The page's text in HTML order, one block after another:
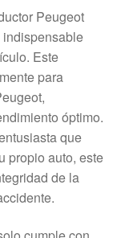
Peugeot
Este
para
óptimo.
que
propio auto, este
de la